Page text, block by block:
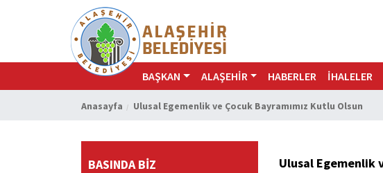
BAŞKAN ALAŞEHİR HABERLER İHALELER
Anasayfa Ulusal Egemenlik ve Çocuk Bayramımız Kutlu Olsun
BASINDA BİZ Ulusal Egemenlik